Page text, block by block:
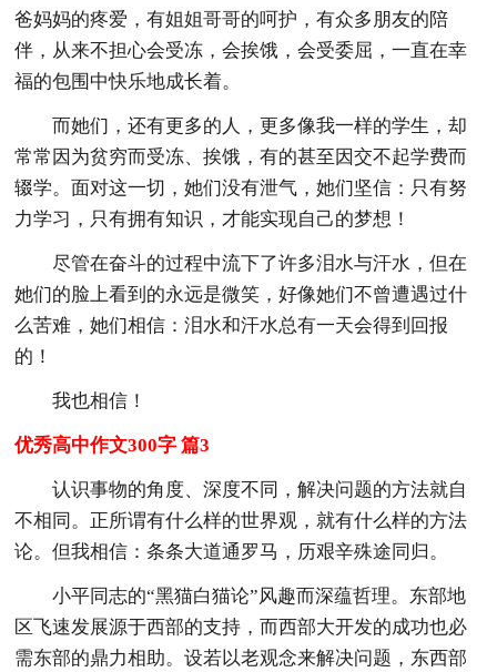
爸妈妈的疼爱，有姐姐哥哥的呵护，有众多朋友的陪
伴，从来不担心会受冻，会挨饿，会受委屈，一直在幸
福的包围中快乐地成长着。
而她们，还有更多的人，更多像我一样的学生，却
常常因为贫穷而受冻、挨饿，有的甚至因交不起学费而
辍学。面对这一切，她们没有泄气，她们坚信：只有努
力学习，只有拥有知识，才能实现自己的梦想！
尽管在奋斗的过程中流下了许多泪水与汗水，但在
她们的脸上看到的永远是微笑，好像她们不曾遭遇过什
么苦难，她们相信：泪水和汗水总有一天会得到回报
的！
我也相信！
优秀高中作文300字 篇3
认识事物的角度、深度不同，解决问题的方法就自
不相同。正所谓有什么样的世界观，就有什么样的方法
论。但我相信：条条大道通罗马，历艰辛殊途同归。
小平同志的“黑猫白猫论”风趣而深蕴哲理。东部地
区飞速发展源于西部的支持，而西部大开发的成功也必
需东部的鼎力相助。设若以老观念来解决问题，东西部